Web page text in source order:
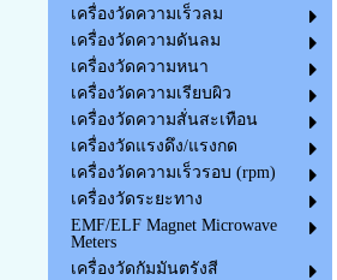
เครื่องวัดความเร็วลม
เครื่องวัดความดันลม
เครื่องวัดความหนา
เครื่องวัดความเรียบผิว
เครื่องวัดความสั่นสะเทือน
เครื่องวัดแรงดึง/แรงกด
เครื่องวัดความเร็วรอบ (rpm)
เครื่องวัดระยะทาง
EMF/ELF Magnet Microwave
Meters
เครื่องวัดกัมมันตรังสี